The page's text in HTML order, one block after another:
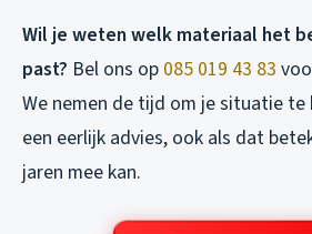
Wil je weten welk materiaal het
past? Bel ons op 085 019 43 83
We nemen de tijd om je situatie te
een eerlijk advies, ook als dat
jaren mee kan.